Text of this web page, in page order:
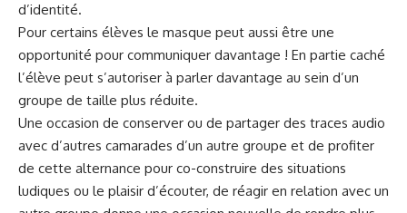
d’identité.
Pour certains élèves le masque peut aussi être une
opportunité pour communiquer davantage ! En partie caché
l’élève peut s’autoriser à parler davantage au sein d’un
groupe de taille plus réduite.
Une occasion de conserver ou de partager des traces audio
avec d’autres camarades d’un autre groupe et de profiter
de cette alternance pour co-construire des situations
ludiques ou le plaisir d’écouter, de réagir en relation avec un